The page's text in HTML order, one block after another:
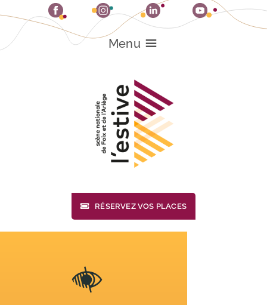
contenu
Menu
RÉSERVEZ VOS PLACES